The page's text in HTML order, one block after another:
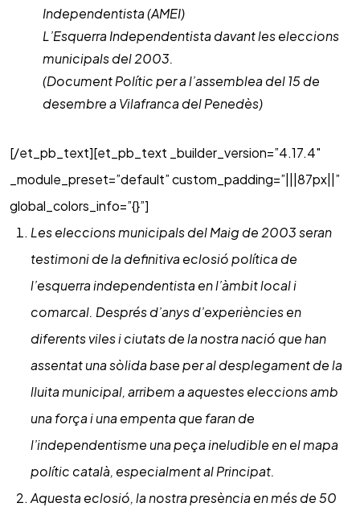
Independentista (AMEI)
L’Esquerra Independentista davant les eleccions
municipals del 2003.
(Document Polític per a l’assemblea del 15 de
desembre a Vilafranca del Penedès)
[/et_pb_text][et_pb_text _builder_version=”4.17.4″
_module_preset=”default” custom_padding=”|||87px||”
global_colors_info=”{}”]
Les eleccions municipals del Maig de 2003 seran
testimoni de la definitiva eclosió política de
l’esquerra independentista en l’àmbit local i
comarcal. Després d’anys d’experiències en
diferents viles i ciutats de la nostra nació que han
assentat una sòlida base per al desplegament de la
lluita municipal, arribem a aquestes eleccions amb
una força i una empenta que faran de
l’independentisme una peça ineludible en el mapa
polític català, especialment al Principat.
Aquesta eclosió, la nostra presència en més de 50